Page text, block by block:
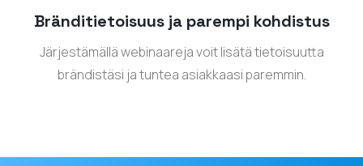
Bränditietoisuus ja parempi kohdistus
Järjestämällä webinaareja voit lisätä tietoisuutta
brändistäsi ja tuntea asiakkaasi paremmin.